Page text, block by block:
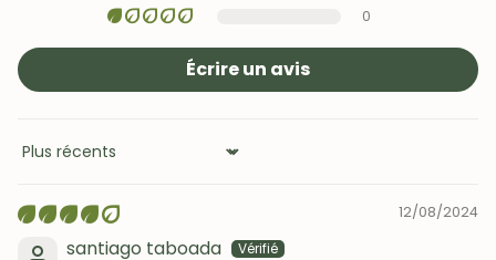
0
Écrire un avis
Sort by
12/08/2024
santiago taboada